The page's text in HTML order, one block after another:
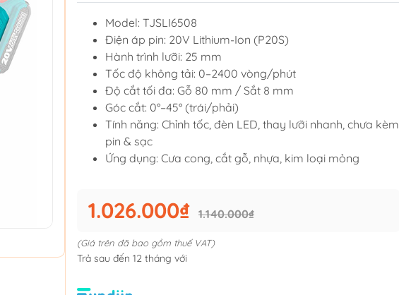
Model: TJSLI6508
Điện áp pin: 20V Lithium-Ion (P20S)
Hành trình lưỡi: 25 mm
Tốc độ không tải: 0–2400 vòng/phút
Độ cắt tối đa: Gỗ 80 mm / Sắt 8 mm
Góc cắt: 0°–45° (trái/phải)
Tính năng: Chỉnh tốc, đèn LED, thay lưỡi nhanh, chưa kèm
pin & sạc
Ứng dụng: Cưa cong, cắt gỗ, nhựa, kim loại mỏng
1.026.000₫ 1.140.000₫
(Giá trên đã bao gồm thuế VAT)
Trả sau đến 12 tháng với